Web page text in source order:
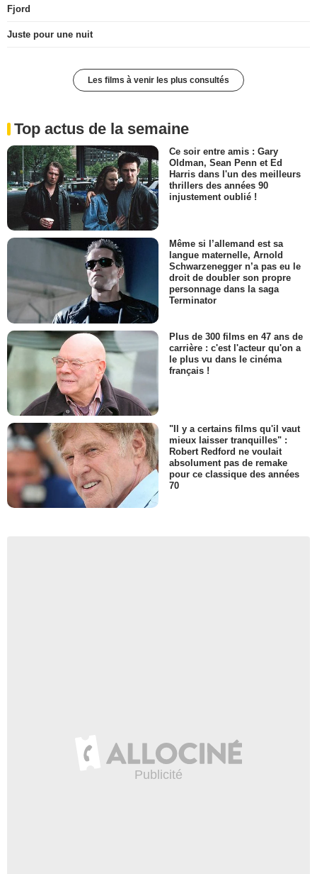
Fjord
Juste pour une nuit
Les films à venir les plus consultés
Top actus de la semaine
Ce soir entre amis : Gary
Oldman, Sean Penn et Ed
Harris dans l'un des meilleurs
thrillers des années 90
injustement oublié !
Même si l’allemand est sa
langue maternelle, Arnold
Schwarzenegger n’a pas eu le
droit de doubler son propre
personnage dans la saga
Terminator
Plus de 300 films en 47 ans de
carrière : c'est l'acteur qu'on a
le plus vu dans le cinéma
français !
"Il y a certains films qu'il vaut
mieux laisser tranquilles" :
Robert Redford ne voulait
absolument pas de remake
pour ce classique des années
70